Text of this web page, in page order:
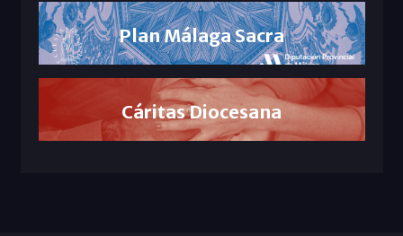
Plan Málaga Sacra
Cáritas Diocesana